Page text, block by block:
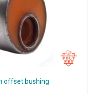
offset bushing